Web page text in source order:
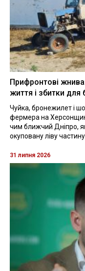
Прифронтові
життя і збитки для
Чуйка, бронежилет і
фермера на
чим ближчий Дніпро,
окуповану ліву
31 липня 2026